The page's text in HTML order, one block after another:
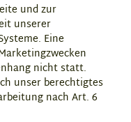
und zur
unserer
Eine
nicht statt.
unser berechtigtes
nach Art. 6